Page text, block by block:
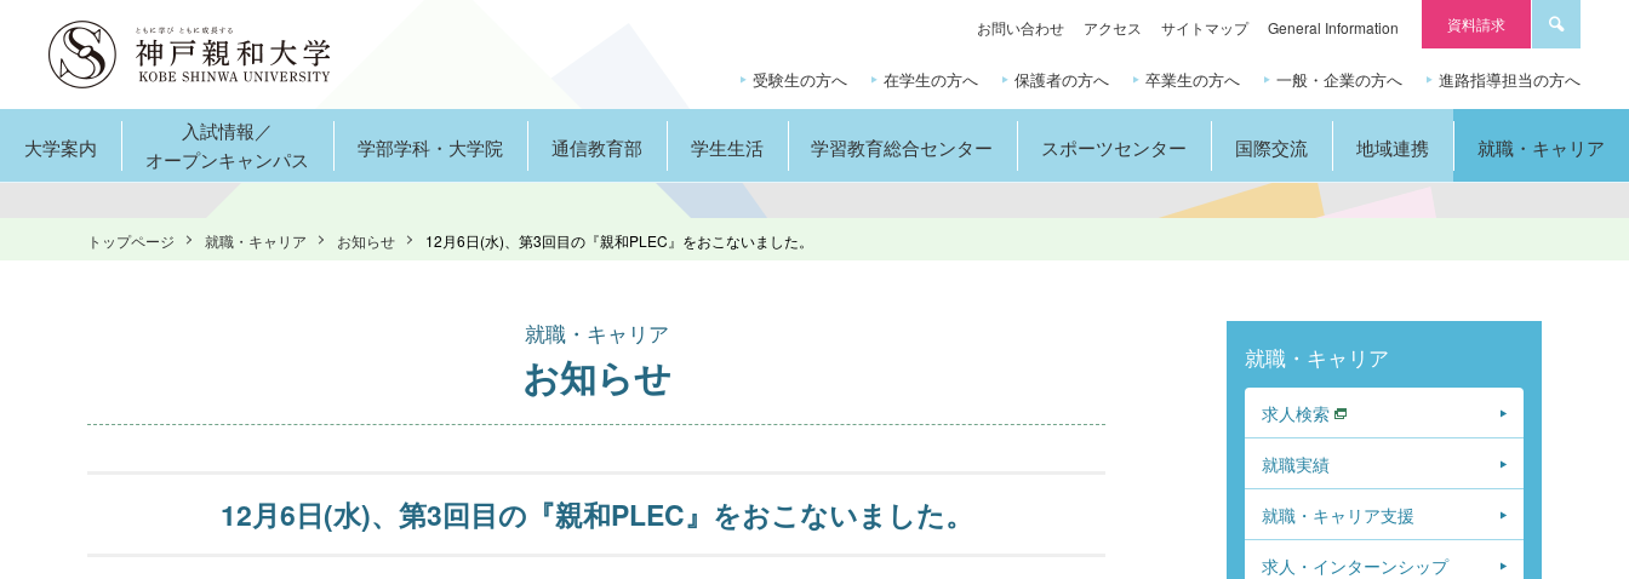
大学案内
入試情報／
オープンキャンパス
学部学科・大学院 通信教育部 学生生活 学習教育総合センター スポーツセンター 国際交流 地域連携 就職・キャリア
受験生の方へ 在学生の方へ 保護者の方へ 卒業生の方へ 一般・企業の方へ 進路指導担当の方へ
資料請求
お問い合わせ アクセス サイトマップ General Information
トップページ 就職・キャリア お知らせ 12月6日(水)、第3回目の『親和PLEC』をおこないました。
就職・キャリア
お知らせ
12月6日(水)、第3回目の『親和PLEC』をおこないました。
就職・キャリア
求人検索
就職実績
就職・キャリア支援
求人・インターンシップ